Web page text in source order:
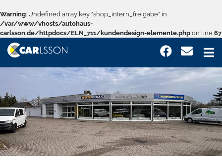
Warning: Undefined array key "shop_intern_freigabe" in
/var/www/vhosts/autohaus-
carlsson.de/httpdocs/ELN_711/kundendesign-elemente.php on line 67